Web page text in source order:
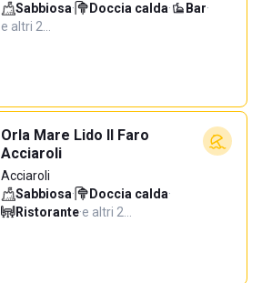
Sabbiosa· Doccia calda· Bar·
e altri 2…
Orla Mare Lido Il Faro
Acciaroli
Acciaroli
Sabbiosa· Doccia calda·
Ristorante·e altri 2…